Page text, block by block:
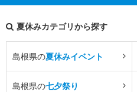
夏休みカテゴリから探す
島根県の夏休みイベント
島根県の七夕祭り